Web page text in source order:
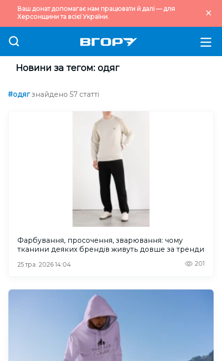
Ваш донат допомагає нам працювати й далі — для
Херсонщини та всієї України.
Новини за тегом: одяг
#одяг знайдено 57 статті
Фарбування, просочення, зварювання: чому
тканини деяких брендів живуть довше за тренди
25 тра. 2026 14:04 201